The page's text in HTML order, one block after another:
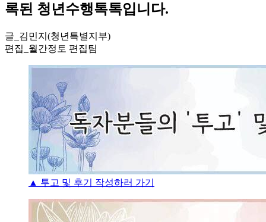
록된 청년수행톡톡입니다.
글_김민지(청년특별지부)
편집_월간정토 편집팀
▲ 투고 및 후기 작성하러 가기